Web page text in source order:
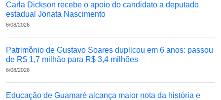
Carla Dickson recebe o apoio do candidato a deputado
estadual Jonata Nascimento
6/08/2026
Patrimônio de Gustavo Soares duplicou em 6 anos: passou
de R$ 1,7 milhão para R$ 3,4 milhões
6/08/2026
Educação de Guamaré alcança maior nota da história e